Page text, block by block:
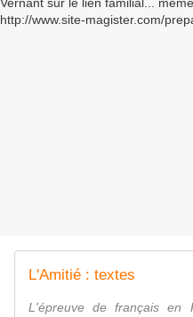
L'Amitié : textes
L'épreuve de français en